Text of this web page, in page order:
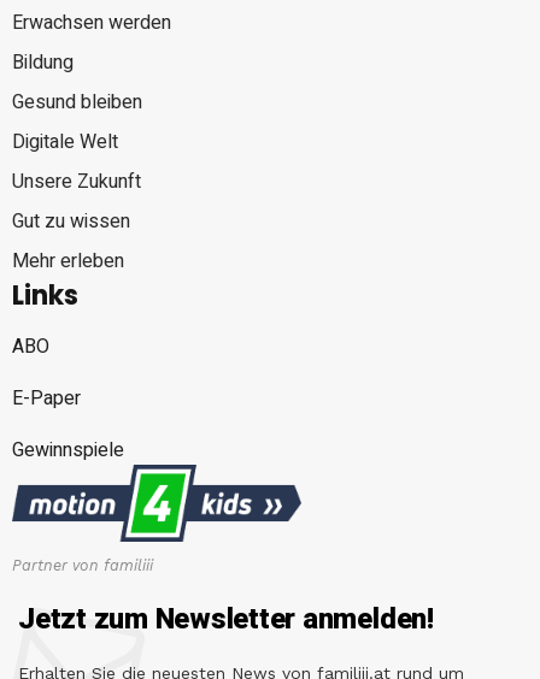
Erwachsen werden
Bildung
Gesund bleiben
Digitale Welt
Unsere Zukunft
Gut zu wissen
Mehr erleben
Links
ABO
E-Paper
Gewinnspiele
Partner von familiii
Jetzt zum Newsletter anmelden!
Erhalten Sie die neuesten News von familiii.at rund um